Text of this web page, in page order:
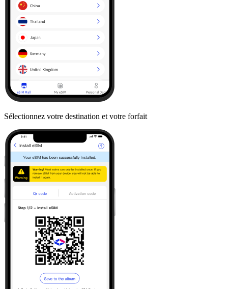
Sélectionnez votre destination et votre forfait